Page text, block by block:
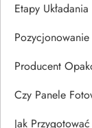
Etapy
Producent
Czy Panele
Jak